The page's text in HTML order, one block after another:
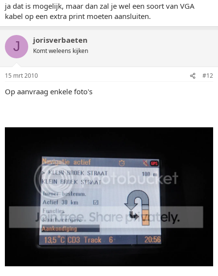
ja dat is mogelijk, maar dan zal je wel een soort van VGA
kabel op een extra print moeten aansluiten.
J jorisverbaeten
Komt weleens kijken
15 mrt 2010 #12
Op aanvraag enkele foto's